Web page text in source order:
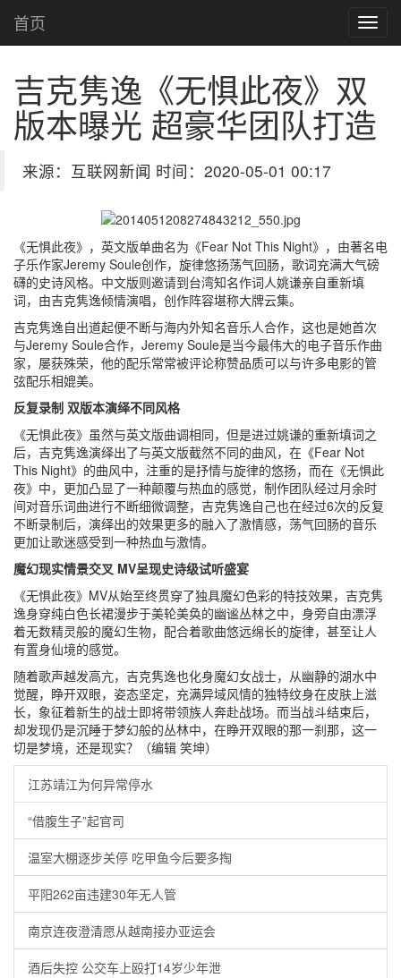
首页
吉克隽逸《无惧此夜》双
版本曝光 超豪华团队打造
来源：互联网新闻 时间：2020-05-01 00:17
《无惧此夜》，英文版单曲名为《Fear Not This Night》，由著名电
子乐作家Jeremy Soule创作，旋律悠扬荡气回肠，歌词充满大气磅
礴的史诗风格。中文版则邀请到台湾知名作词人姚谦亲自重新填
词，由吉克隽逸倾情演唱，创作阵容堪称大牌云集。
吉克隽逸自出道起便不断与海内外知名音乐人合作，这也是她首次
与Jeremy Soule合作，Jeremy Soule是当今最伟大的电子音乐作曲
家，屡获殊荣，他的配乐常常被评论称赞品质可以与许多电影的管
弦配乐相媲美。
反复录制 双版本演绎不同风格
《无惧此夜》虽然与英文版曲调相同，但是进过姚谦的重新填词之
后，吉克隽逸演绎出了与英文版截然不同的曲风，在《Fear Not
This Night》的曲风中，注重的是抒情与旋律的悠扬，而在《无惧此
夜》中，更加凸显了一种颠覆与热血的感觉，制作团队经过月余时
间对音乐词曲进行不断细微调整，吉克隽逸自己也在经过6次的反复
不断录制后，演绎出的效果更多的融入了激情感，荡气回肠的音乐
更加让歌迷感受到一种热血与激情。
魔幻现实情景交叉 MV呈现史诗级试听盛宴
《无惧此夜》MV从始至终贯穿了独具魔幻色彩的特技效果，吉克隽
逸身穿纯白色长裙漫步于美轮美奂的幽谧丛林之中，身旁自由漂浮
着无数精灵般的魔幻生物，配合着歌曲悠远绵长的旋律，甚至让人
有置身仙境的感觉。
随着歌声越发高亢，吉克隽逸也化身魔幻女战士，从幽静的湖水中
觉醒，睁开双眼，姿态坚定，充满异域风情的独特纹身在皮肤上滋
长，象征着新生的战士即将带领族人奔赴战场。而当战斗结束后，
却发现仍是沉睡于梦幻般的丛林中，在睁开双眼的那一刹那，这一
切是梦境，还是现实？（编辑 笑坤）
江苏靖江为何异常停水
“借腹生子”起官司
温室大棚逐步关停 吃甲鱼今后要多掏
平阳262亩违建30年无人管
南京连夜澄清愿从越南接办亚运会
酒后失控 公交车上殴打14岁少年泄